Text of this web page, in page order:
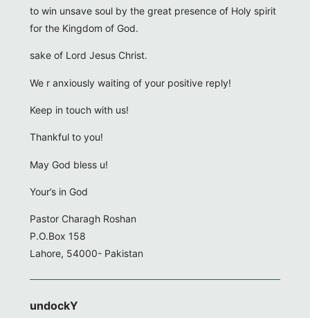
to win unsave soul by the great presence of Holy spirit
for the Kingdom of God.
sake of Lord Jesus Christ.
We r anxiously waiting of your positive reply!
Keep in touch with us!
Thankful to you!
May God bless u!
Your’s in God
Pastor Charagh Roshan
P.O.Box 158
Lahore, 54000- Pakistan
undockY